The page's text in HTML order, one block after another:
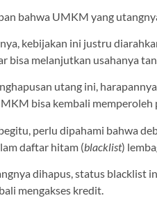
bahwa UMKM yang
kebijakan ini justru
bisa melanjutkan usahanya
utang ini,
bisa kembali memperoleh
perlu dipahami bahwa
daftar hitam (blacklist)
dihapus, status blacklist
mengakses kredit.